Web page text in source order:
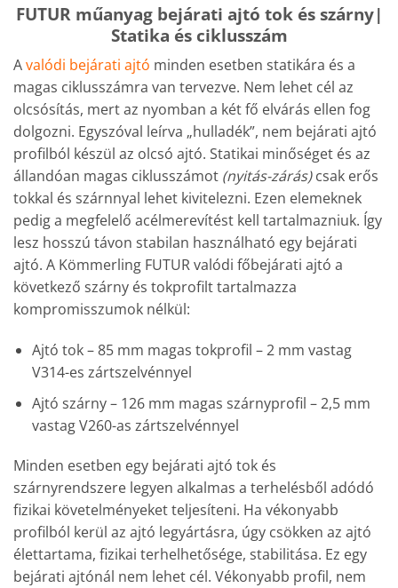
FUTUR műanyag bejárati ajtó tok és szárny|
Statika és ciklusszám
Avalódi bejárati ajtó minden esetben statikára és a
magas ciklusszámra van tervezve. Nem lehet cél az
olcsósítás, mert az nyomban a két fő elvárás ellen fog
dolgozni. Egyszóval leírva „hulladék”, nem bejárati ajtó
profilból készül az olcsó ajtó. Statikai minőséget és az
állandóan magas ciklusszámot (nyitás-zárás)csak erős
tokkal és szárnnyal lehet kivitelezni. Ezen elemeknek
pedig a megfelelő acélmerevítést kell tartalmazniuk. Így
lesz hosszú távon stabilan használható egy bejárati
ajtó. A Kömmerling FUTUR valódi főbejárati ajtó a
következő szárny és tokprofilt tartalmazza
kompromisszumok nélkül:
Ajtó tok – 85 mm magas tokprofil – 2 mm vastag
V314-es zártszelvénnyel
Ajtó szárny – 126 mm magas szárnyprofil – 2,5 mm
vastag V260-as zártszelvénnyel
Minden esetben egy bejárati ajtó tok és
szárnyrendszere legyen alkalmas a terhelésből adódó
fizikai követelményeket teljesíteni. Ha vékonyabb
profilból kerül az ajtó legyártásra, úgy csökken az ajtó
élettartama, fizikai terhelhetősége, stabilitása. Ez egy
bejárati ajtónál nem lehet cél. Vékonyabb profil, nem